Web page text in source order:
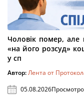
Чоловік помер, але
«на його розсуд»
у сп
Автор:Лента от
05.08.2026